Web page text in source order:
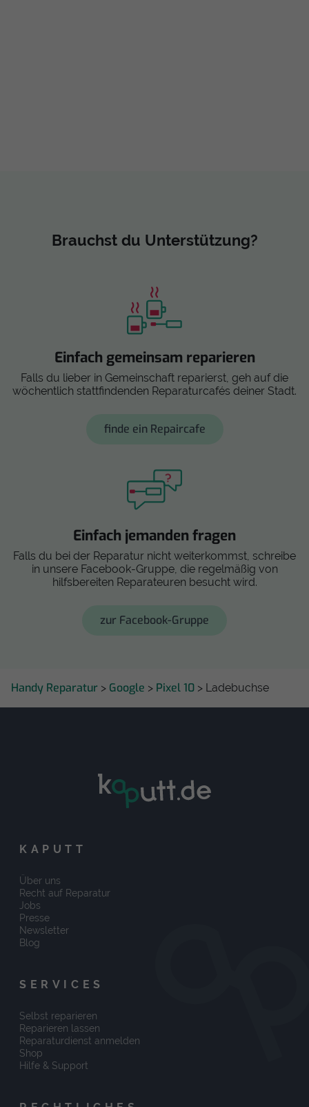
Brauchst du Unterstützung?
Einfach gemeinsam reparieren
Falls du lieber in Gemeinschaft reparierst, geh auf die
wöchentlich stattfindenden Reparaturcafés deiner Stadt.
finde ein Repaircafe
Einfach jemanden fragen
Falls du bei der Reparatur nicht weiterkommst, schreibe
in unsere Facebook-Gruppe, die regelmäßig von
hilfsbereiten Reparateuren besucht wird.
zur Facebook-Gruppe
Handy Reparatur > Google > Pixel 10 > Ladebuchse
KAPUTT
Über uns
Recht auf Reparatur
Jobs
Presse
Newsletter
Blog
SERVICES
Selbst reparieren
Reparieren lassen
Reparaturdienst anmelden
Shop
Hilfe & Support